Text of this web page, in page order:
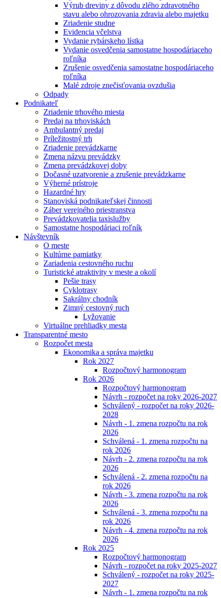
Výrub dreviny z dôvodu zlého zdravotného
stavu alebo ohrozovania zdravia alebo majetku
Zriadenie studne
Evidencia včelstva
Vydanie rybárskeho lístka
Vydanie osvedčenia samostatne hospodáriaceho
roľníka
Zrušenie osvedčenia samostatne hospodáriaceho
roľníka
Malé zdroje znečisťovania ovzdušia
Odpady
Podnikateľ
Zriadenie trhového miesta
Predaj na trhoviskách
Ambulantný predaj
Príležitostný trh
Zriadenie prevádzkarne
Zmena názvu prevádzky
Zmena prevádzkovej doby
Dočasné uzatvorenie a zrušenie prevádzkarne
Výherné prístroje
Hazardné hry
Stanoviská podnikateľskej činnosti
Záber verejného priestranstva
Prevádzkovatelia taxislužby
Samostatne hospodáriaci roľník
Návštevník
O meste
Kultúrne pamiatky
Zariadenia cestovného ruchu
Turistické atraktivity v meste a okolí
Pešie trasy
Cyklotrasy
Sakrálny chodník
Zimný cestovný ruch
Lyžovanie
Virtuálne prehliadky mesta
Transparentné mesto
Rozpočet mesta
Ekonomika a správa majetku
Rok 2027
Rozpočtový harmonogram
Rok 2026
Rozpočtový harmonogram
Návrh - rozpočet na roky 2026-2027
Schválený - rozpočet na roky 2026-
2028
Návrh - 1. zmena rozpočtu na rok
2026
Schválená - 1. zmena rozpočtu na
rok 2026
Návrh - 2. zmena rozpočtu na rok
2026
Schválená - 2. zmena rozpočtu na
rok 2026
Návrh - 3. zmena rozpočtu na rok
2026
Schválená - 3. zmena rozpočtu na
rok 2026
Návrh - 4. zmena rozpočtu na rok
2026
Rok 2025
Rozpočtový harmonogram
Návrh - rozpočet na roky 2025-2027
Schválený - rozpočet na roky 2025-
2027
Návrh - 1. zmena rozpočtu na rok